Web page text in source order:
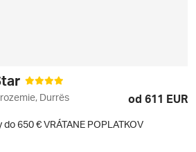
Durrës od 611 EUR
650 € VRÁTANE POPLATKOV